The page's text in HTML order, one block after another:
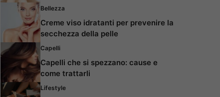
Bellezza
Creme viso idratanti per prevenire la
secchezza della pelle
Capelli
Capelli che si spezzano: cause e
come trattarli
Lifestyle